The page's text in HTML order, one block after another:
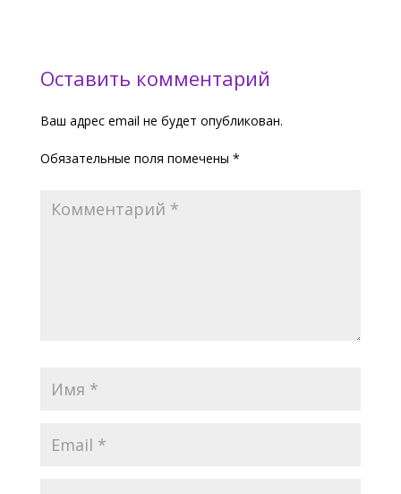
Оставить комментарий
Ваш адрес email не будет опубликован.
Обязательные поля помечены *